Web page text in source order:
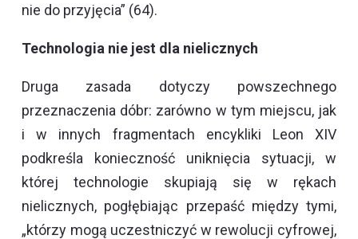
nie do przyjęcia” (64).
Technologia nie jest dla nielicznych
Druga zasada dotyczy powszechnego
przeznaczenia dóbr: zarówno w tym miejscu, jak
i w innych fragmentach encykliki Leon XIV
podkreśla konieczność uniknięcia sytuacji, w
której technologie skupiają się w rękach
nielicznych, pogłębiając przepaść między tymi,
„którzy mogą uczestniczyć w rewolucji cyfrowej,